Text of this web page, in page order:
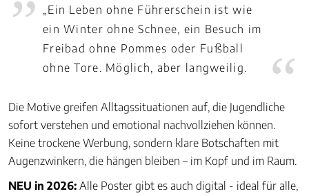
„Ein Leben ohne Führerschein ist wie
ein Winter ohne Schnee, ein Besuch im
Freibad ohne Pommes oder Fußball
ohne Tore. Möglich, aber langweilig.
Die Motive greifen Alltagssituationen auf, die Jugendliche
sofort verstehen und emotional nachvollziehen können.
Keine trockene Werbung, sondern klare Botschaften mit
Augenzwinkern, die hängen bleiben – im Kopf und im Raum.
NEU in 2026: Alle Poster gibt es auch digital - ideal für alle,